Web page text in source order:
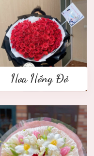
Hoa Hồng Đỏ